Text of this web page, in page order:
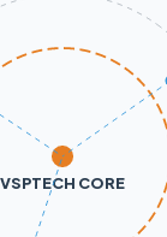
VSPTECH CORE